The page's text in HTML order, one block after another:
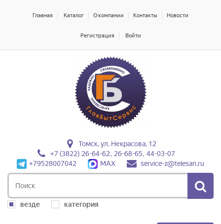
Главная Каталог О компании Контакты Новости
Регистрация Войти
Томск, ул. Некрасова, 12
+7 (3822) 26-64-62, 26-68-65, 44-03-07
+79528007042
MAX service-z@telesan.ru
везде категория